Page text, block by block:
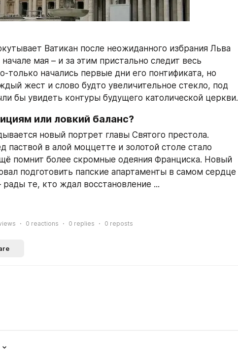
Ватикан после неожиданного избрания Льва
мая – и за этим пристально следит весь
только начались первые дни его понтификата, но
жест и слово будто увеличительное стекло, под
бы увидеть контуры будущего католической церкви.
или ловкий баланс?
новый портрет главы Святого престола.
паствой в алой моццетте и золотой столе стало
помнит более скромные одеяния Франциска. Новый
подготовить папские апартаменты в самом сердце
те, кто ждал восстановление ...
0 reactions 0 replies 0 reposts